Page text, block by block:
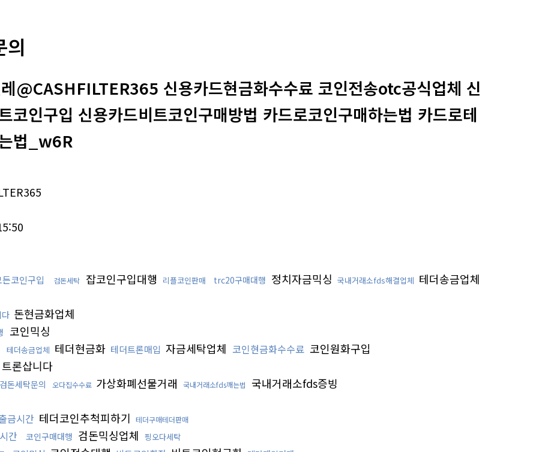
의
@CASHFILTER365 신용카드현금화수수료 코인전송otc공식업체 신
코인구입 신용카드비트코인구매방법 카드로코인구매하는법 카드로테
법_w6R
든코인구입 검돈세탁 잡코인구입대행 리플코인판매 trc20구매대행 정치자금믹싱 국내거래소fds해결업체 테더송금업체
돈현금화업체
코인믹싱
테더송금업체 테더현금화 테더트론매입 자금세탁업체 코인현금화수수료 코인원화구입
트론삽니다
검돈세탁문의 오다집수수료 가상화폐선물거래 국내거래소fds깨는법 국내거래소fds증빙
금시간 테더코인추척피하기 테더구매테더판매
간 코인구매대행 검돈믹싱업체 핑오다세탁